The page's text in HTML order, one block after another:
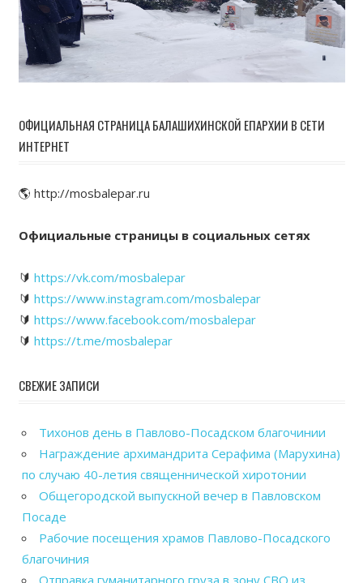
ОФИЦИАЛЬНАЯ СТРАНИЦА БАЛАШИХИНСКОЙ ЕПАРХИИ В СЕТИ
ИНТЕРНЕТ
🌎 http://mosbalepar.ru
Официальные страницы в социальных сетях
🔰 https://vk.com/mosbalepar
🔰 https://www.instagram.com/mosbalepar
🔰 https://www.facebook.com/mosbalepar
🔰 https://t.me/mosbalepar
СВЕЖИЕ ЗАПИСИ
Тихонов день в Павлово-Посадском благочинии
Награждение архимандрита Серафима (Марухина)
по случаю 40-летия священнической хиротонии
Общегородской выпускной вечер в Павловском
Посаде
Рабочие посещения храмов Павлово-Посадского
благочиния